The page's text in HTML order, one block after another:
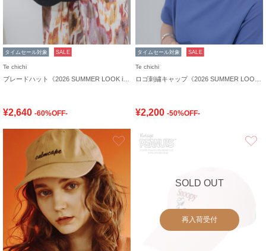
タイムセール対象 SALE
Te chichi
¥2,640 -60%OFF-
タイムセール対象 SALE
Te chichi
¥2,200 -50%OFF-
お気に入り
SOLD OUT
再入荷受付